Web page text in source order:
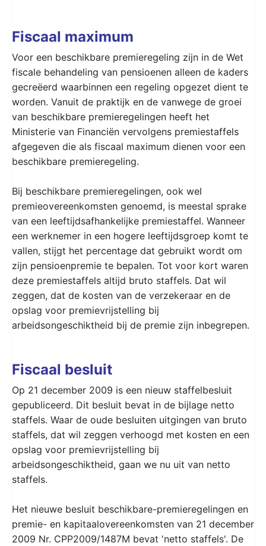
Fiscaal maximum
Voor een beschikbare premieregeling zijn in de Wet
fiscale behandeling van pensioenen alleen de kaders
gecreëerd waarbinnen een regeling opgezet dient te
worden. Vanuit de praktijk en de vanwege de groei
van beschikbare premieregelingen heeft het
Ministerie van Financiën vervolgens premiestaffels
afgegeven die als fiscaal maximum dienen voor een
beschikbare premieregeling.
Bij beschikbare premieregelingen, ook wel
premieovereenkomsten genoemd, is meestal sprake
van een leeftijdsafhankelijke premiestaffel. Wanneer
een werknemer in een hogere leeftijdsgroep komt te
vallen, stijgt het percentage dat gebruikt wordt om
zijn pensioenpremie te bepalen. Tot voor kort waren
deze premiestaffels altijd bruto staffels. Dat wil
zeggen, dat de kosten van de verzekeraar en de
opslag voor premievrijstelling bij
arbeidsongeschiktheid bij de premie zijn inbegrepen.
Fiscaal besluit
Op 21 december 2009 is een nieuw staffelbesluit
gepubliceerd. Dit besluit bevat in de bijlage netto
staffels. Waar de oude besluiten uitgingen van bruto
staffels, dat wil zeggen verhoogd met kosten en een
opslag voor premievrijstelling bij
arbeidsongeschiktheid, gaan we nu uit van netto
staffels.
Het nieuwe besluit beschikbare-premieregelingen en
premie- en kapitaalovereenkomsten van 21 december
2009 Nr. CPP2009/1487M bevat 'netto staffels'. De